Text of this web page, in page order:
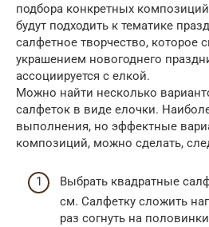
подбора конкретных
будут подходить к тематике
салфетное творчество, которое
украшением новогоднего
ассоциируется с елкой.
Можно найти несколько
салфеток в виде елочки.
выполнения, но эффектные
композиций, можно сделать,
Выбрать квадратные
см. Салфетку сложить
раз согнуть на